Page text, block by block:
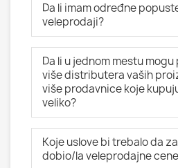
Da li imam određne
veleprodaji?
Da li u jednom mestu
više distributera vaših
više prodavnice koje
veliko?
Koje uslove bi trebalo da
dobio/la veleprodajne